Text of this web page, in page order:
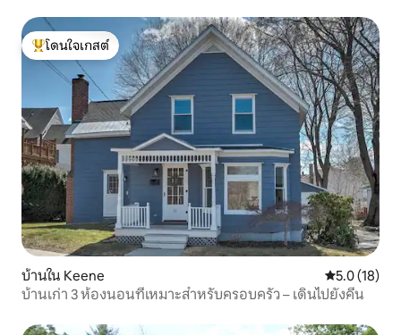
โดนใจเกสต์ที่สุด
โดนใจเกสต์
บ้านใน Keene คะแนนเฉลี่ย
5.0 (18)
บ้านเก่า 3 ห้องนอนที่เหมาะสำหรับครอบครัว – เดินไปยังคีน